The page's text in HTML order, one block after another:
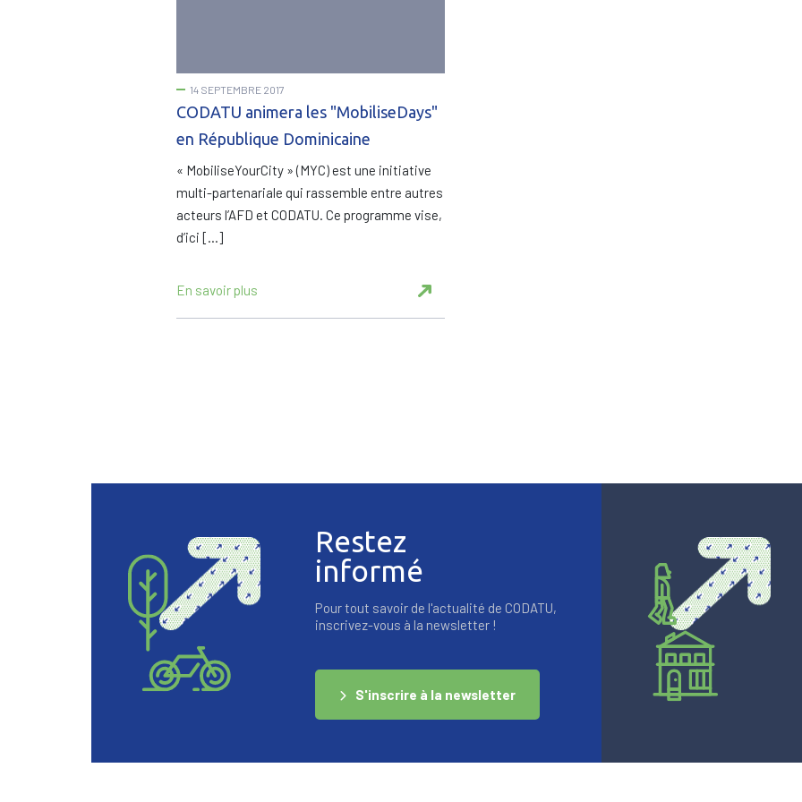
14 SEPTEMBRE 2017
CODATU animera les "MobiliseDays"
en République Dominicaine
« MobiliseYourCity » (MYC) est une initiative
multi-partenariale qui rassemble entre autres
acteurs l’AFD et CODATU. Ce programme vise,
d’ici […]
En savoir plus
Restez
informé
Pour tout savoir de l'actualité de CODATU,
inscrivez-vous à la newsletter !
S'inscrire à la newsletter